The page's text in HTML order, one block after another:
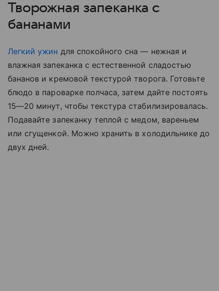
Творожная запеканка с
бананами
Легкий ужин для спокойного сна — нежная и
влажная запеканка с естественной сладостью
бананов и кремовой текстурой творога. Готовьте
блюдо в пароварке полчаса, затем дайте постоять
15—20 минут, чтобы текстура стабилизировалась.
Подавайте запеканку теплой с медом, вареньем
или сгущенкой. Можно хранить в холодильнике до
двух дней.